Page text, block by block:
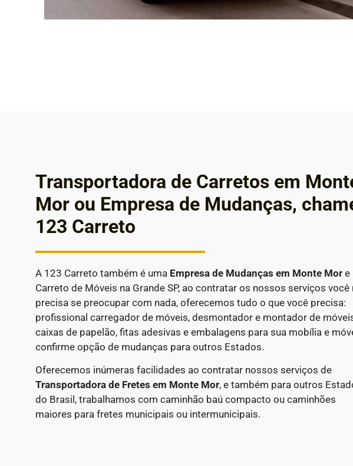
Transportadora de Carretos em
Mor ou Empresa de Mudanças,
123 Carreto
A 123 Carreto também é uma Empresa de Mudanças em Monte Mor e
Carreto de Móveis na Grande SP, ao contratar os nossos serviços você
precisa se preocupar com nada, oferecemos tudo o que você precisa:
profissional carregador de móveis, desmontador e montador de
caixas de papelão, fitas adesivas e embalagens para sua mobília e
confirme opção de mudanças para outros Estados.
Oferecemos inúmeras facilidades ao contratar nossos serviços de
Transportadora de Fretes em Monte Mor, e também para outros
do Brasil, trabalhamos com caminhão baú compacto ou caminhões
maiores para fretes municipais ou intermunicipais.